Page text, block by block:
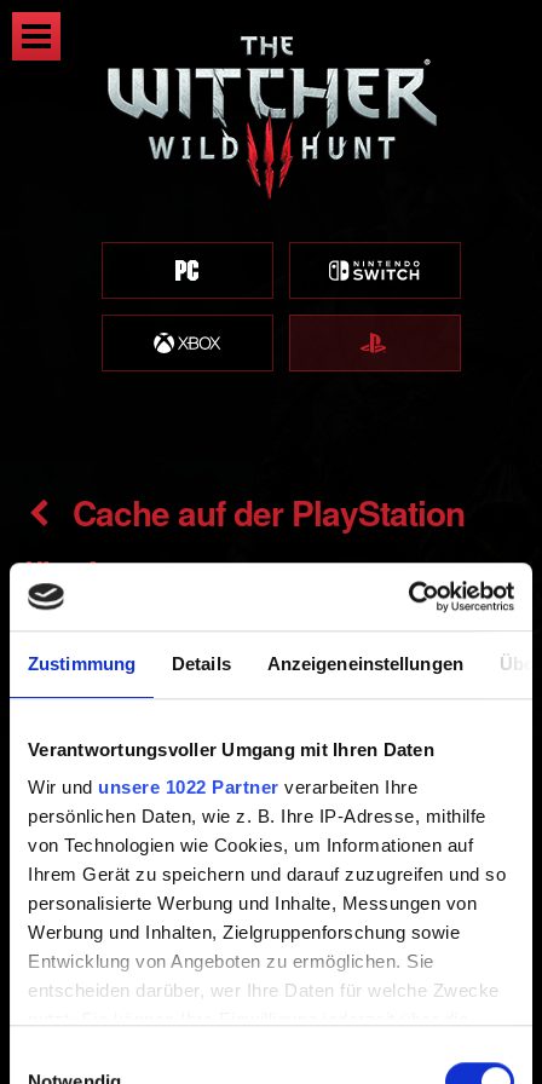
Zustimmung Details Anzeigeneinstellungen
Verantwortungsvoller Umgang mit Ihren Daten
Wir und unsere 1022 Partner verarbeiten Ihre
persönlichen Daten, wie z. B. Ihre IP-Adresse, mithilfe
von Technologien wie Cookies, um Informationen auf
Ihrem Gerät zu speichern und darauf zuzugreifen und so
personalisierte Werbung und Inhalte, Messungen von
Werbung und Inhalten, Zielgruppenforschung sowie
Entwicklung von Angeboten zu ermöglichen. Sie
entscheiden darüber, wer Ihre Daten für welche Zwecke
Trigger Symbol ändern oder widerrufen
Cache auf der PlayStation
löschen
Das Aus- und Einschalten deiner Konsole hilft oft bei der
Schwarzbildern. Dadurch werden weder Spiele noch
Daten gelöscht.
1. Fahre die Konsole herunter. Aktiviere nicht den
Ruhemodus.
2. Warte, bis alle Leuchten an deiner PlayStation
ausgeschaltet sind und ziehe dann das Stromkabel ab.
3. Warte mindestens 2 Minuten.
4. Stecke das Stromkabel wieder in die PlayStation und
schalte die Konsole ein.